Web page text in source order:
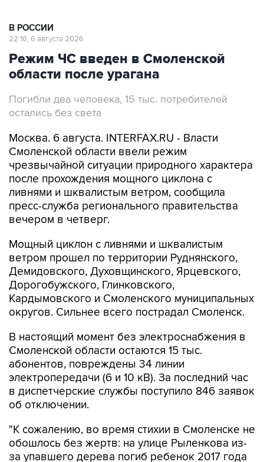
В РОССИИ
22:16, 6 августа 2026
Режим ЧС введен в Смоленской
области после урагана
Погибли два человека, 15 тыс. потребителей
остались без света
Москва. 6 августа. INTERFAX.RU - Власти
Смоленской области ввели режим
чрезвычайной ситуации природного характера
после прохождения мощного циклона с
ливнями и шквалистым ветром, сообщила
пресс-служба регионального правительства
вечером в четверг.
Мощный циклон с ливнями и шквалистым
ветром прошел по территории Руднянского,
Демидовского, Духовщинского, Ярцевского,
Дорогобужского, Глинковского,
Кардымовского и Смоленского муниципальных
округов. Сильнее всего пострадал Смоленск.
В настоящий момент без электроснабжения в
Смоленской области остаются 15 тыс.
абонентов, повреждены 34 линии
электропередачи (6 и 10 кВ). За последний час
в диспетчерские службы поступило 846 заявок
об отключении.
"К сожалению, во время стихии в Смоленске не
обошлось без жертв: на улице Рыленкова из-
за упавшего дерева погиб ребенок 2017 года